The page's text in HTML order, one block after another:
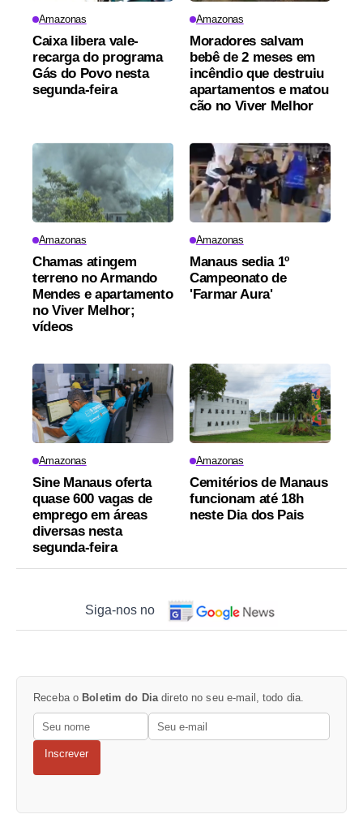
Amazonas
Caixa libera vale-
recarga do programa
Gás do Povo nesta
segunda-feira
Amazonas
Moradores salvam
bebê de 2 meses em
incêndio que destruiu
apartamentos e matou
cão no Viver Melhor
Amazonas
Chamas atingem
terreno no Armando
Mendes e apartamento
no Viver Melhor;
vídeos
Amazonas
Manaus sedia 1º
Campeonato de
'Farmar Aura'
Amazonas
Sine Manaus oferta
quase 600 vagas de
emprego em áreas
diversas nesta
segunda-feira
Amazonas
Cemitérios de Manaus
funcionam até 18h
neste Dia dos Pais
Siga-nos no
Receba o Boletim do Dia direto no seu e-mail, todo dia.
Inscrever